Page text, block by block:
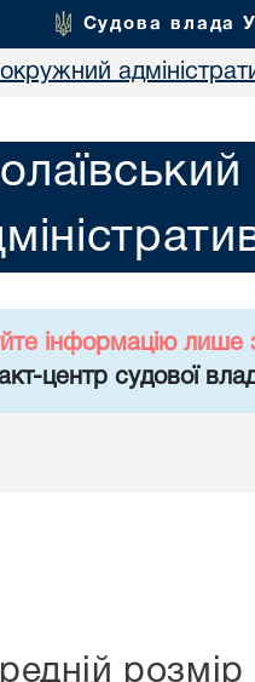
Судова влада
інформацію лише
центр судової
розмір